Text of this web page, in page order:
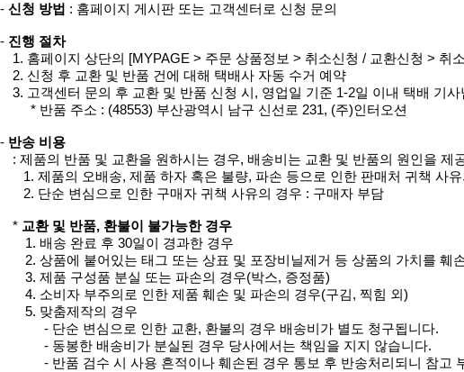
- 신청 방법 : 홈페이지 게시판 또는 고객센터로 신청 문의
- 진행 절차
1. 홈페이지 상단의 [MYPAGE > 주문 상품정보 > 취소신청 / 교환신청 > 취
2. 신청 후 교환 및 반품 건에 대해 택배사 자동 수거 예약
3. 고객센터 문의 후 교환 및 반품 신청 시, 영업일 기준 1-2일 이내 택배 기사
* 반품 주소 : (48553) 부산광역시 남구 신선로 231, (주)인터오션
- 반송 비용
: 제품의 반품 및 교환을 원하시는 경우, 배송비는 교환 및 반품의 원인을 제
1. 제품의 오배송, 제품 하자 혹은 불량, 파손 등으로 인한 판매처 귀책 사
2. 단순 변심으로 인한 구매자 귀책 사유의 경우 : 구매자 부담
* 교환 및 반품, 환불이 불가능한 경우
1. 배송 완료 후 30일이 경과한 경우
2. 상품에 붙어있는 태그 또는 상표 및 포장비닐제거 등 상품의 가치를 훼
3. 제품 구성품 분실 또는 파손의 경우(박스, 증정품)
4. 소비자 부주의로 인한 제품 훼손 및 파손의 경우(구김, 찍힘 외)
5. 맞춤제작의 경우
- 단순 변심으로 인한 교환, 환불의 경우 배송비가 별도 청구됩니다.
- 동봉한 배송비가 분실된 경우 당사에서는 책임을 지지 않습니다.
- 반품 검수 시 사용 흔적이나 훼손된 경우 통보 후 반송처리되니 참고